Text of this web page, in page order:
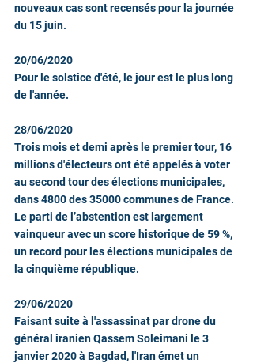
nouveaux cas sont recensés pour la journée
du 15 juin.
20/06/2020
Pour le solstice d'été, le jour est le plus long
de l'année.
28/06/2020
Trois mois et demi après le premier tour, 16
millions d'électeurs ont été appelés à voter
au second tour des élections municipales,
dans 4800 des 35000 communes de France.
Le parti de l’abstention est largement
vainqueur avec un score historique de 59 %,
un record pour les élections municipales de
la cinquième république.
29/06/2020
Faisant suite à l'assassinat par drone du
général iranien Qassem Soleimani le 3
janvier 2020 à Bagdad, l'Iran émet un